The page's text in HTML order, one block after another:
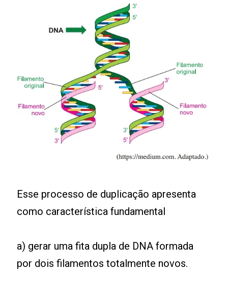
Esse processo de duplicação apresenta
como característica fundamental
a) gerar uma fita dupla de DNA formada
por dois filamentos totalmente novos.